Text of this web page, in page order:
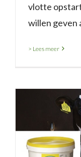
vlotte
willen geven
> Lees meer